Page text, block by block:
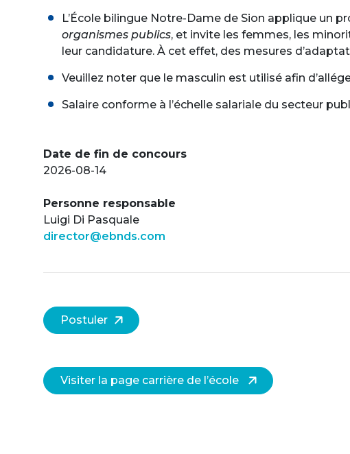
L’École bilingue Notre-Dame de Sion applique un
organismes publics, et invite les femmes, les
leur candidature. À cet effet, des mesures
Veuillez noter que le masculin est utilisé afin
Salaire conforme à l’échelle salariale du secteur
Date de fin de concours
2026-08-14
Personne responsable
Luigi Di Pasquale
director@ebnds.com
Postuler
Visiter la page carrière de l’école